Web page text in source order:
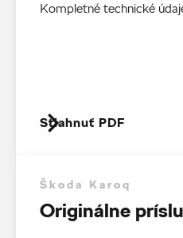
Kompletné technické
Stiahnuť PDF
Škoda Karoq
Originálne